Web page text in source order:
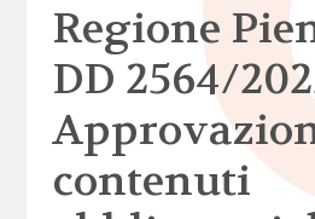
Regione
DD 2564/
contenuti